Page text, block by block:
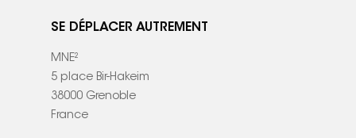
SE DÉPLACER AUTREMENT
MNE²
5 place Bir-Hakeim
38000 Grenoble
France